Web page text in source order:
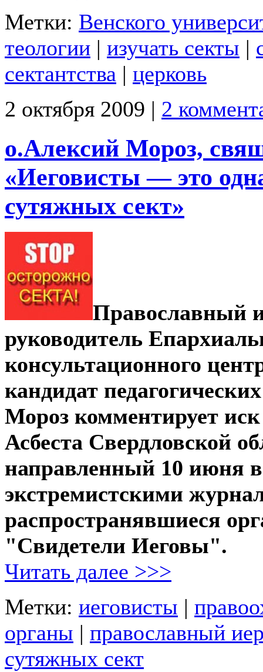
Метки: Венского
теологии | изучать секты |
сектантства | церковь
2 октября 2009 | 2
о.Алексий Мороз,
«Иеговисты — это
сутяжных сект»
Православный
руководитель
консультационного
кандидат
Мороз комментирует
Асбеста Свердловской
направленный 10 июня
экстремистскими
распространявшиеся
"Свидетели Иеговы".
Читать далее >>>
Метки: иеговисты |
органы | православный
сутяжных сект